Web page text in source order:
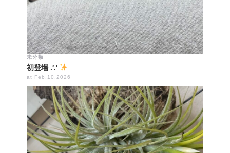
未分類
初登場 .′.′
at Feb.10.2026